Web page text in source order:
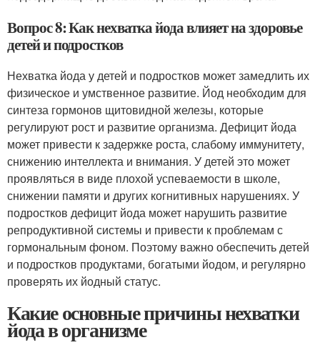
Вопрос 8: Как нехватка йода влияет на здоровье
детей и подростков
Нехватка йода у детей и подростков может замедлить их
физическое и умственное развитие. Йод необходим для
синтеза гормонов щитовидной железы, которые
регулируют рост и развитие организма. Дефицит йода
может привести к задержке роста, слабому иммунитету,
снижению интеллекта и внимания. У детей это может
проявляться в виде плохой успеваемости в школе,
снижении памяти и других когнитивных нарушениях. У
подростков дефицит йода может нарушить развитие
репродуктивной системы и привести к проблемам с
гормональным фоном. Поэтому важно обеспечить детей
и подростков продуктами, богатыми йодом, и регулярно
проверять их йодный статус.
Какие основные причины нехватки
йода в организме